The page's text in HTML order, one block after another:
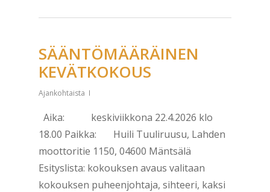
SÄÄNTÖMÄÄRÄINEN
KEVÄTKOKOUS
Ajankohtaista
Aika: keskiviikkona 22.4.2026 klo
18.00 Paikka: Huili Tuuliruusu, Lahden
moottoritie 1150, 04600 Mäntsälä
Esityslista: kokouksen avaus valitaan
kokouksen puheenjohtaja, sihteeri, kaksi